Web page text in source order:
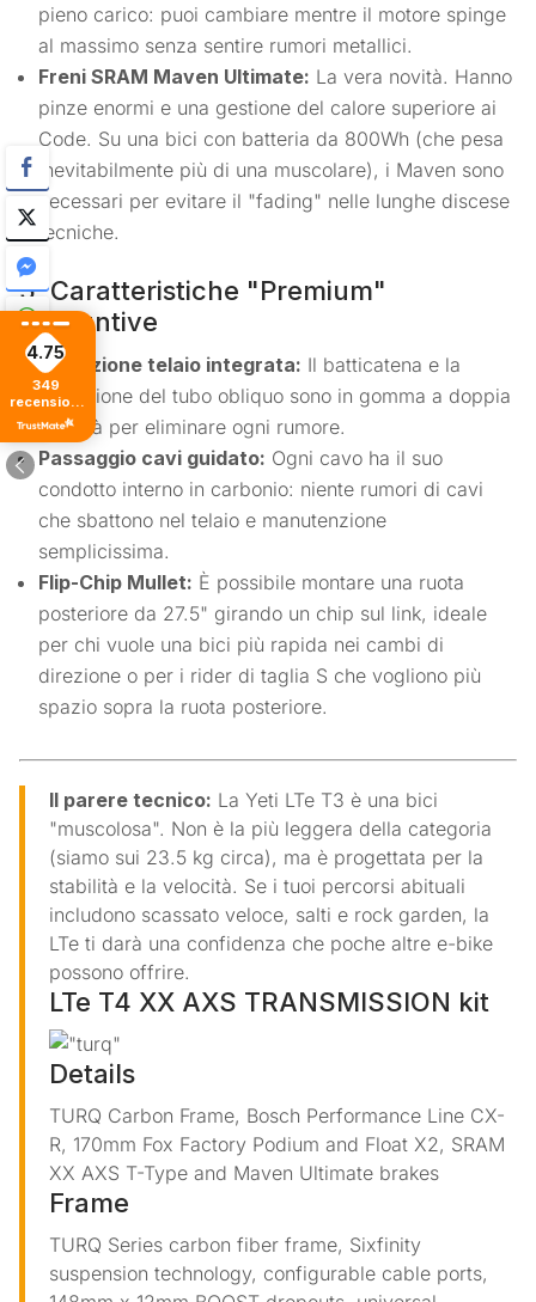
pieno carico: puoi cambiare mentre il motore spinge
al massimo senza sentire rumori metallici.
Freni SRAM Maven Ultimate: La vera novità. Hanno
pinze enormi e una gestione del calore superiore ai
Code. Su una bici con batteria da 800Wh (che pesa
inevitabilmente più di una muscolare), i Maven sono
necessari per evitare il "fading" nelle lunghe discese
tecniche.
5. Caratteristiche "Premium"
Aggiuntive
Protezione telaio integrata: Il batticatena e la
protezione del tubo obliquo sono in gomma a doppia
densità per eliminare ogni rumore.
Passaggio cavi guidato: Ogni cavo ha il suo
condotto interno in carbonio: niente rumori di cavi
che sbattono nel telaio e manutenzione
semplicissima.
Flip-Chip Mullet: È possibile montare una ruota
posteriore da 27.5" girando un chip sul link, ideale
per chi vuole una bici più rapida nei cambi di
direzione o per i rider di taglia S che vogliono più
spazio sopra la ruota posteriore.
Il parere tecnico: La Yeti LTe T3 è una bici
"muscolosa". Non è la più leggera della categoria
(siamo sui 23.5 kg circa), ma è progettata per la
stabilità e la velocità. Se i tuoi percorsi abituali
includono scassato veloce, salti e rock garden, la
LTe ti darà una confidenza che poche altre e-bike
possono offrire.
LTe T4 XX AXS TRANSMISSION kit
Details
TURQ Carbon Frame, Bosch Performance Line CX-
R, 170mm Fox Factory Podium and Float X2, SRAM
XX AXS T-Type and Maven Ultimate brakes
Frame
TURQ Series carbon fiber frame, Sixfinity
suspension technology, configurable cable ports,
4.75
349
recensioni
di tutti i